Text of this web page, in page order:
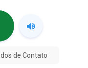
de Contato